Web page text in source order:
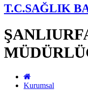
T.C.SAĞLIK
Kurumsal